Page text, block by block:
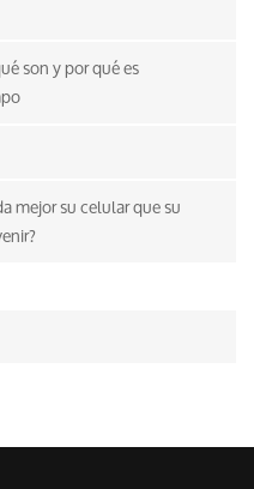
son y por qué es
mejor su celular que su